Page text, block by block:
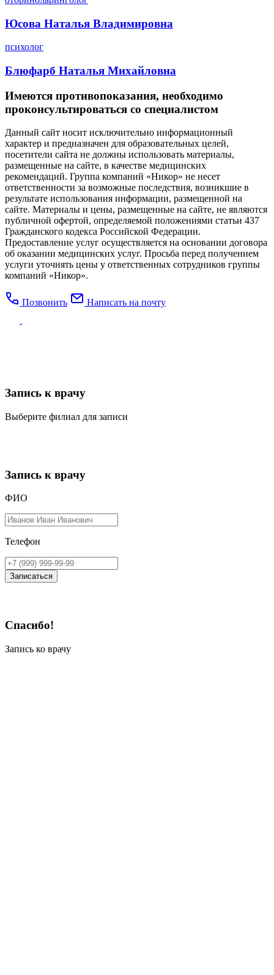
Юсова Наталья Владимировна
психолог
Блюфарб Наталья Михайловна
Имеются противопоказания, необходимо
проконсультироваться со специалистом
Данный сайт носит исключительно информационный
характер и предназначен для образовательных целей,
посетители сайта не должны использовать материалы,
размещенные на сайте, в качестве медицинских
рекомендаций. Группа компаний «Никор» не несет
ответственности за возможные последствия, возникшие в
результате использования информации, размещенной на
сайте. Материалы и цены, размещенные на сайте, не являются
публичной офертой, определяемой положениями статьи 437
Гражданского кодекса Российской Федерации.
Предоставление услуг осуществляется на основании договора
об оказании медицинских услуг. Просьба перед получением
услуги уточнять цены у ответственных сотрудников группы
компаний «Никор».
Позвонить Написать на почту
Запись к врачу
Выберите филиал для записи
Запись к врачу
ФИО
Телефон
Записаться
Спасибо!
Запись ко врачу